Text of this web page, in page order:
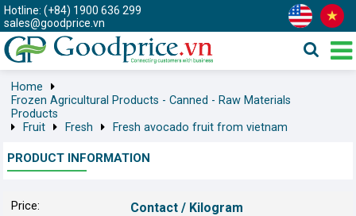
Hotline: (+84) 1900 636 299
sales@goodprice.vn
Home
Frozen Agricultural Products - Canned - Raw Materials
Products
Fruit
Fresh Fresh avocado fruit from vietnam
PRODUCT INFORMATION
Price: Contact / Kilogram